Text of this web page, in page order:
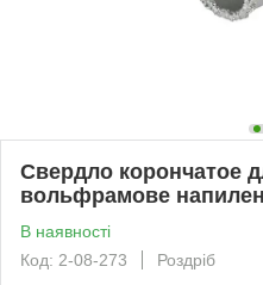
Свердло корончатое
вольфрамове
В наявності
Код: 2-08-273
Роздріб